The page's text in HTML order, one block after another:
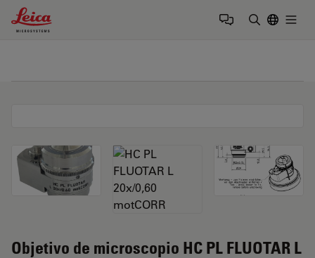
Leica Microsystems Logo
Objetivo de microscopio HC PL FLUOTAR L